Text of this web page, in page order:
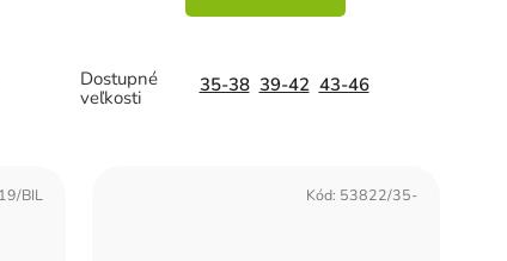
35-38 39-42 43-46
BIL Kód: 53822/35-